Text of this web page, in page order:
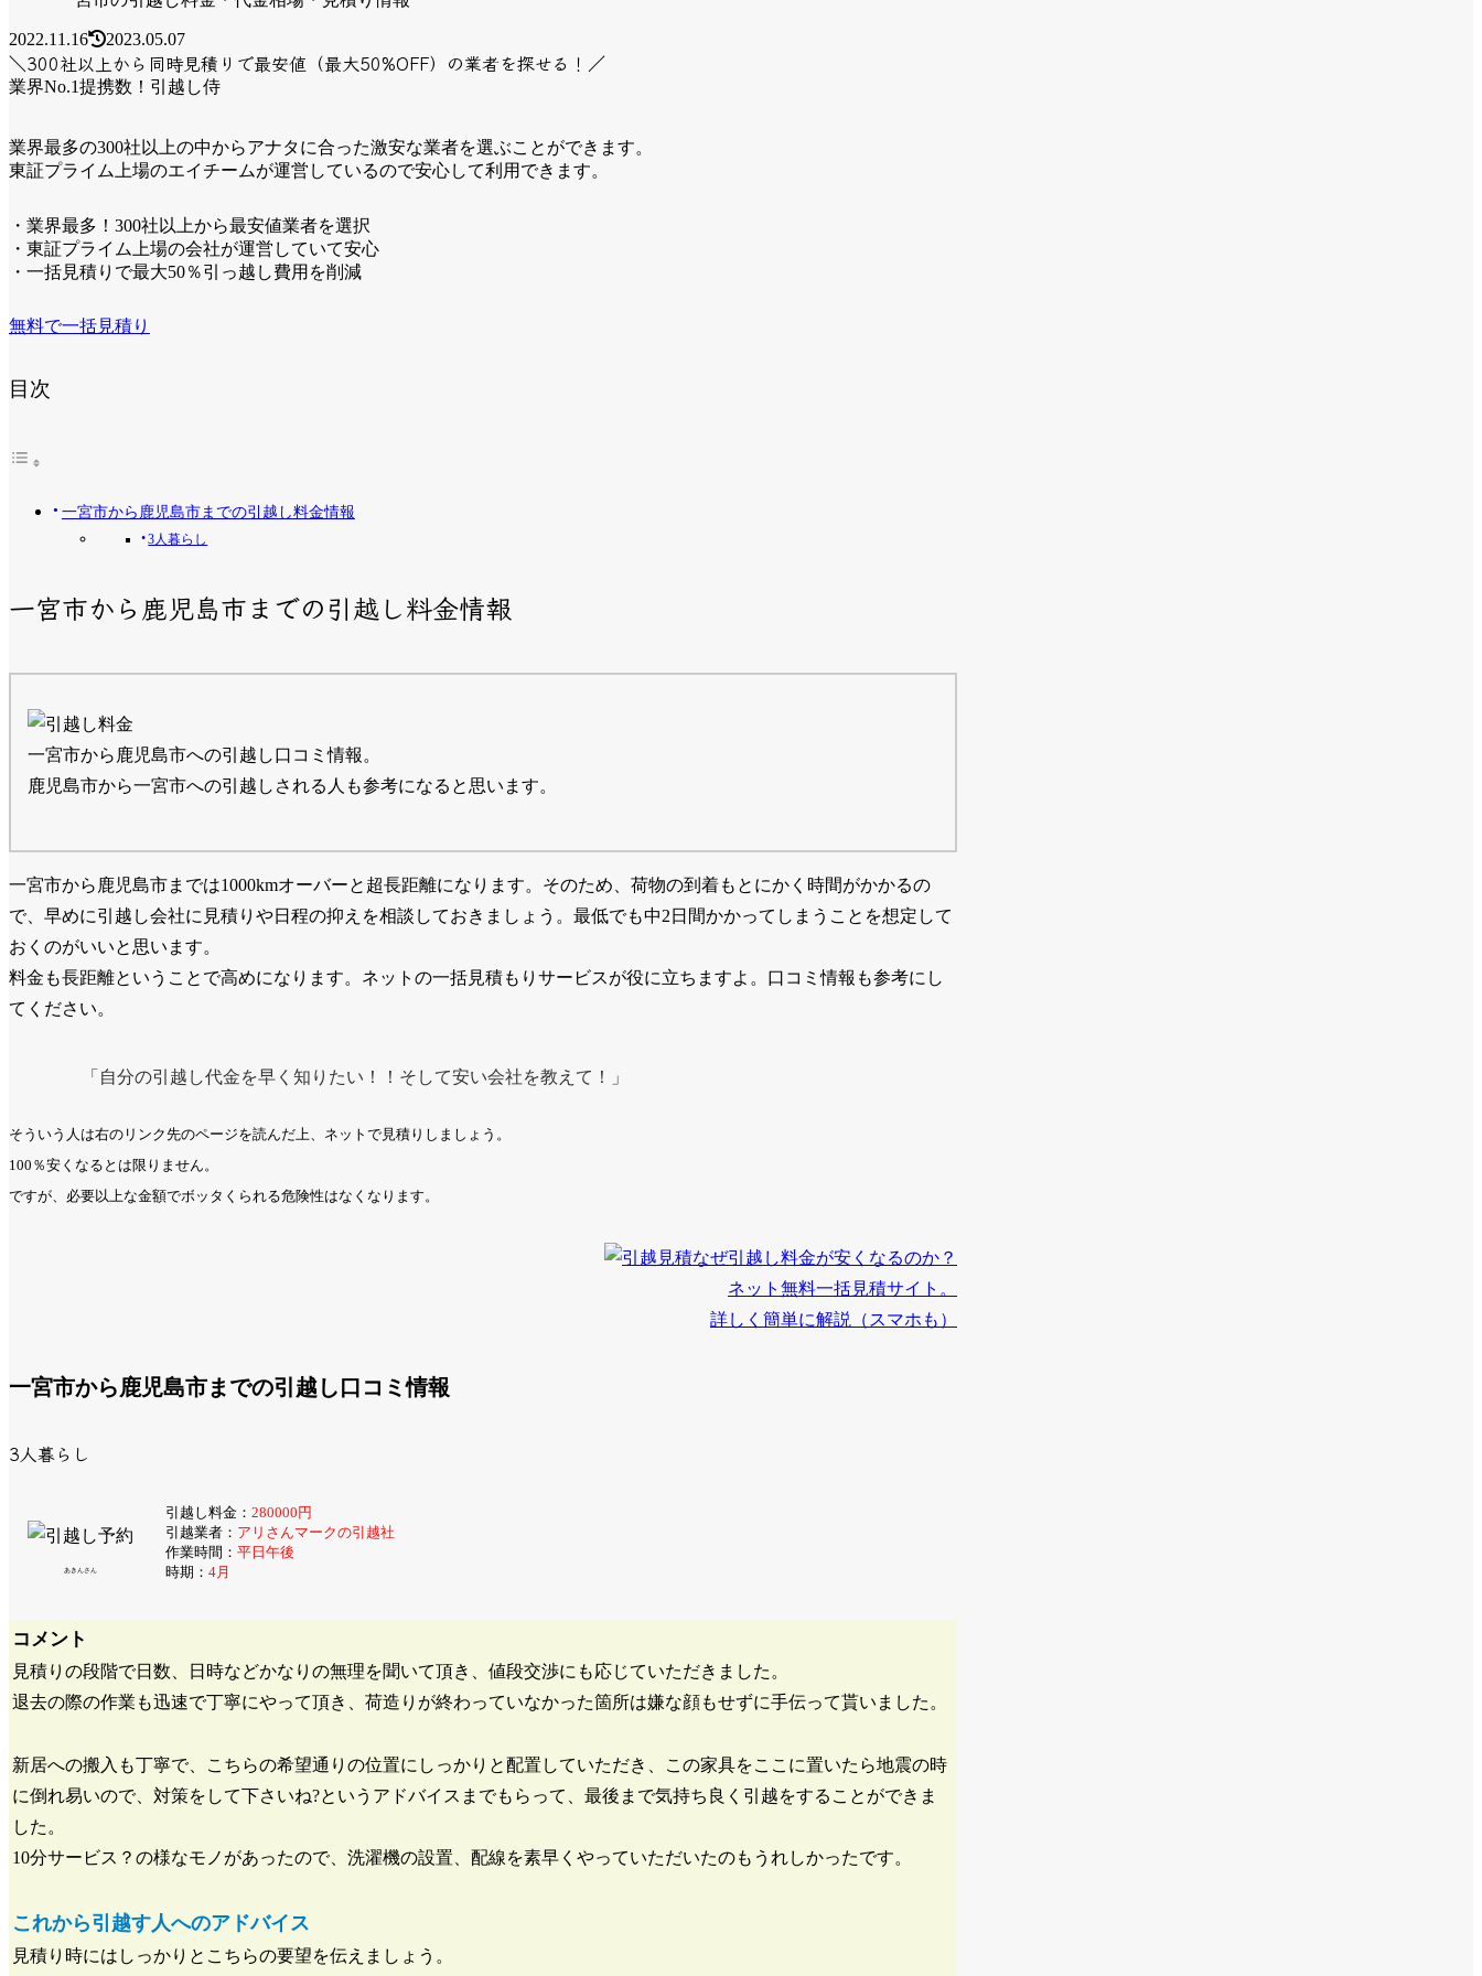
2022.11.16 2023.05.07
＼300社以上から同時見積りで最安値（最大50%OFF）の業者を探せる！／
業界No.1提携数！引越し侍
業界最多の300社以上の中からアナタに合った激安な業者を選ぶことができます。
東証プライム上場のエイチームが運営しているので安心して利用できます。
・業界最多！300社以上から最安値業者を選択
・東証プライム上場の会社が運営していて安心
・一括見積りで最大50％引っ越し費用を削減
無料で一括見積り
目次
一宮市から鹿児島市までの引越し料金情報
3人暮らし
一宮市から鹿児島市までの引越し料金情報
一宮市から鹿児島市への引越し口コミ情報。
鹿児島市から一宮市への引越しされる人も参考になると思います。
一宮市から鹿児島市までは1000kmオーバーと超長距離になります。そのため、荷物の到着もとにかく時間がかかるの
で、早めに引越し会社に見積りや日程の抑えを相談しておきましょう。最低でも中2日間かかってしまうことを想定して
おくのがいいと思います。
料金も長距離ということで高めになります。ネットの一括見積もりサービスが役に立ちますよ。口コミ情報も参考にし
てください。
「自分の引越し代金を早く知りたい！！そして安い会社を教えて！」
そういう人は右のリンク先のページを読んだ上、ネットで見積りしましょう。
100％安くなるとは限りません。
ですが、必要以上な金額でボッタくられる危険性はなくなります。
なぜ引越し料金が安くなるのか？
ネット無料一括見積サイト。
詳しく簡単に解説（スマホも）
一宮市から鹿児島市までの引越し口コミ情報
3人暮らし
あきんさん
引越し料金： 280000円
引越業者： アリさんマークの引越社
作業時間： 平日午後
時期： 4月
コメント
見積りの段階で日数、日時などかなりの無理を聞いて頂き、値段交渉にも応じていただきました。
退去の際の作業も迅速で丁寧にやって頂き、荷造りが終わっていなかった箇所は嫌な顔もせずに手伝って貰いました。
新居への搬入も丁寧で、こちらの希望通りの位置にしっかりと配置していただき、この家具をここに置いたら地震の時
に倒れ易いので、対策をして下さいね?というアドバイスまでもらって、最後まで気持ち良く引越をすることができま
した。
10分サービス？の様なモノがあったので、洗濯機の設置、配線を素早くやっていただいたのもうれしかったです。
これから引越す人へのアドバイス
見積り時にはしっかりとこちらの要望を伝えましょう。